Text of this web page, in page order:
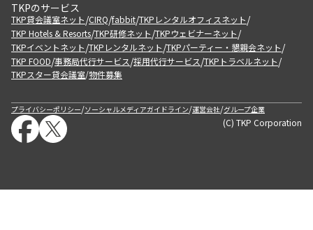
TKPのサービス
TKP貸会議室ネット/CIRQ/fabbit/TKPレンタルオフィスネット/
TKP Hotels & Resorts/TKP研修ネット/TKPウェビナーネット/
TKPイベントネット/TKPレンタルネット/TKPパーティー・懇親会ネット/
TKP FOOD/事務局代行サービス/採用代行サービス/TKPトラベルネット/
TKPスター貸会議室/物件募集
プライバシーポリシー/ソーシャルメディアガイドライン/運営会社/グループ企業
(C) TKP Corporation